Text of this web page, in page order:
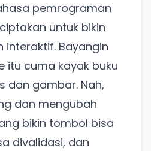
pemrograman
untuk bikin
interaktif. Bayangin
itu cuma kayak buku
dan gambar. Nah,
dan mengubah
bikin tombol bisa
divalidasi, dan
dicoba. Kamu tetap bisa
kapan saja.
kali saja